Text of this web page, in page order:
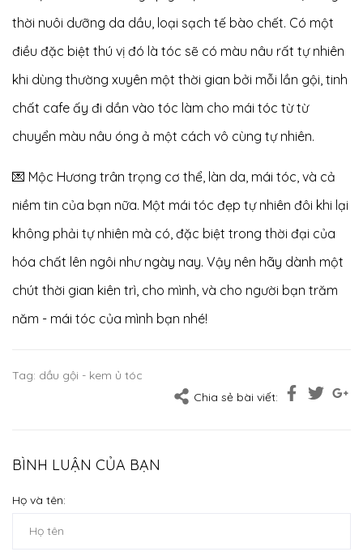
thời nuôi dưỡng da dầu, loại sạch tế bào chết. Có một
điều đặc biệt thú vị đó là tóc sẽ có màu nâu rất tự nhiên
khi dùng thường xuyên một thời gian bởi mỗi lần gội, tinh
chất cafe ấy đi dần vào tóc làm cho mái tóc từ từ
chuyển màu nâu óng ả một cách vô cùng tự nhiên.
💌 Mộc Hương trân trọng cơ thể, làn da, mái tóc, và cả
niềm tin của bạn nữa. Một mái tóc đẹp tự nhiên đôi khi lại
không phải tự nhiên mà có, đặc biệt trong thời đại của
hóa chất lên ngôi như ngày nay. Vậy nên hãy dành một
chút thời gian kiên trì, cho mình, và cho người bạn trăm
năm - mái tóc của mình bạn nhé!
Tag: dầu gội - kem ủ tóc
Chia sẻ bài viết:
BÌNH LUẬN CỦA BẠN
Họ và tên: